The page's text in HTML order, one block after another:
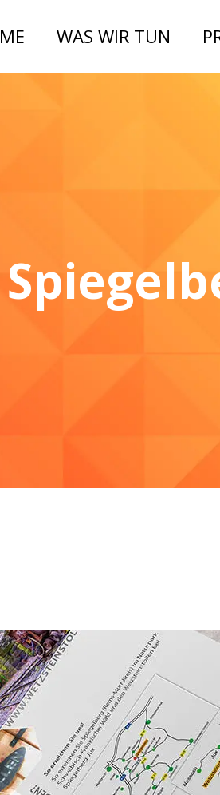
WAS WIR TUN